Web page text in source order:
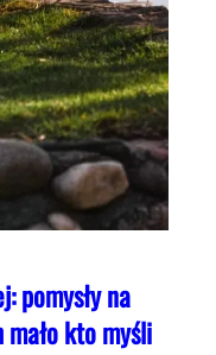
pomysły na
kto myśli